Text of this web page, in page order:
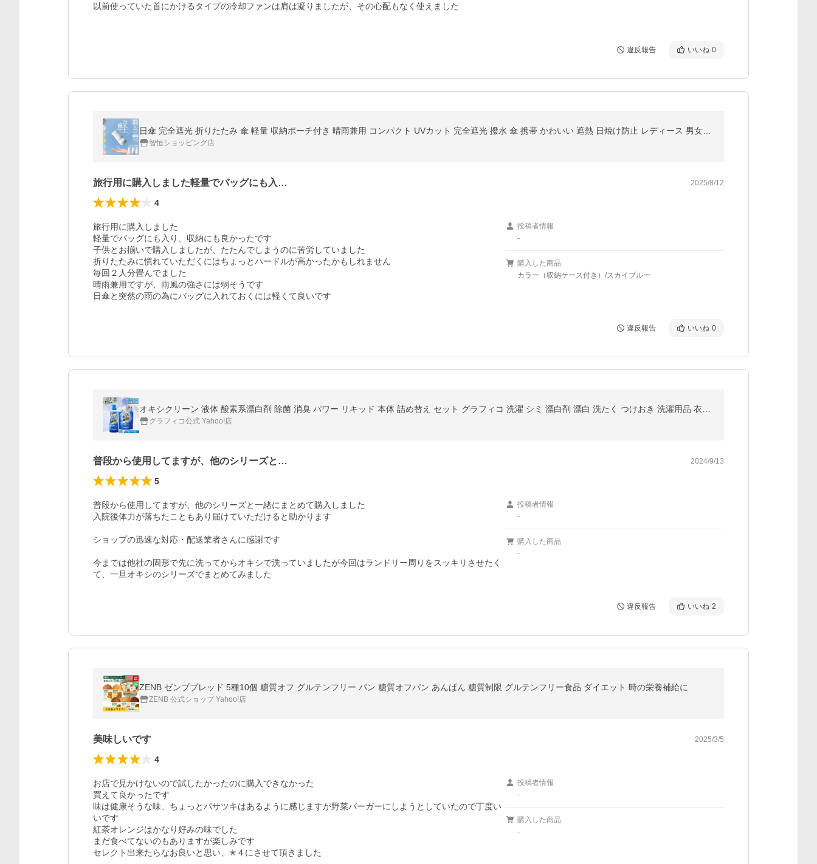
以前使っていた首にかけるタイプの冷却ファンは肩は凝りましたが、その心配もなく使えました
違反報告 いいね 0
智恒ショッピング店
旅行用に購入しました軽量でバッグにも入… 2025/8/12
4
旅行用に購入しました
軽量でバッグにも入り、収納にも良かったです
子供とお揃いで購入しましたが、たたんでしまうのに苦労していました
折りたたみに慣れていただくにはちょっとハードルが高かったかもしれません
毎回２人分畳んでました
晴雨兼用ですが、雨風の強さには弱そうです
投稿者情報
-
購入した商品
カラー（収納ケース付き）/スカイブルー
違反報告 いいね 0
グラフィコ公式 Yahoo!店
普段から使用してますが、他のシリーズと… 2024/9/13
5
普段から使用してますが、他のシリーズと一緒にまとめて購入しました
入院後体力が落ちたこともあり届けていただけると助かります
ショップの迅速な対応・配送業者さんに感謝です
今までは他社の固形で先に洗ってからオキシで洗っていましたが今回はランドリー周りをスッキリさせたく
投稿者情報
-
購入した商品
-
違反報告 いいね 2
ZENB ゼンブブレッド 5種10個 糖質オフ グルテンフリー パン 糖質オフパン あんぱん 糖質制限 グルテンフリー食品 ダイエット 時の栄養補給に
ZENB 公式ショップ Yahoo!店
美味しいです 2025/3/5
4
お店で見かけないので試したかったのに購入できなかった
買えて良かったです
味は健康そうな味、ちょっとパサツキはあるように感じますが野菜バーガーにしようとしていたので丁度い
いです
紅茶オレンジはかなり好みの味でした
まだ食べてないのもありますが楽しみです
セレクト出来たらなお良いと思い、✭４にさせて頂きました
投稿者情報
-
購入した商品
-